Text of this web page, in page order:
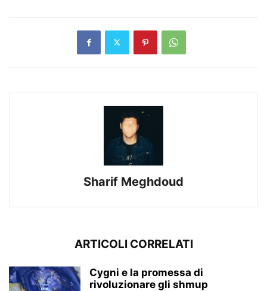
Sharif Meghdoud
ARTICOLI CORRELATI
Cygni e la promessa di
rivoluzionare gli shmup